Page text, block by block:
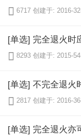
 6717 创建于: 2016-
 8293 创建于: 2015-
 2817 创建于: 2016-
[单选] 完全退火亦